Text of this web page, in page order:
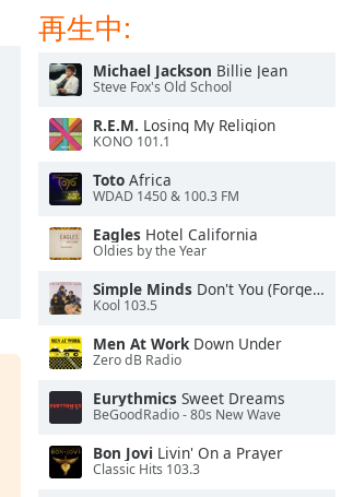
再生中:
Michael Jackson Billie Jean
Steve Fox's Old School
R.E.M. Losing My Religion
KONO 101.1
Toto Africa
WDAD 1450 & 100.3 FM
Eagles Hotel California
Oldies by the Year
Simple Minds Don't You (Forget About Me)
Kool 103.5
Men At WorkDown Under
Zero dB Radio
Eurythmics Sweet Dreams
BeGoodRadio - 80s New Wave
Bon Jovi Livin' On a Prayer
Classic Hits 103.3